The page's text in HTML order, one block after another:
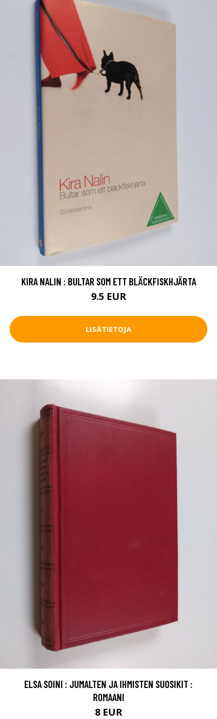
KIRA NALIN : BULTAR SOM ETT BLÄCKFISKHJÄRTA
9.5 EUR
LISÄTIETOJA
ELSA SOINI : JUMALTEN JA IHMISTEN SUOSIKIT :
ROMAANI
8 EUR